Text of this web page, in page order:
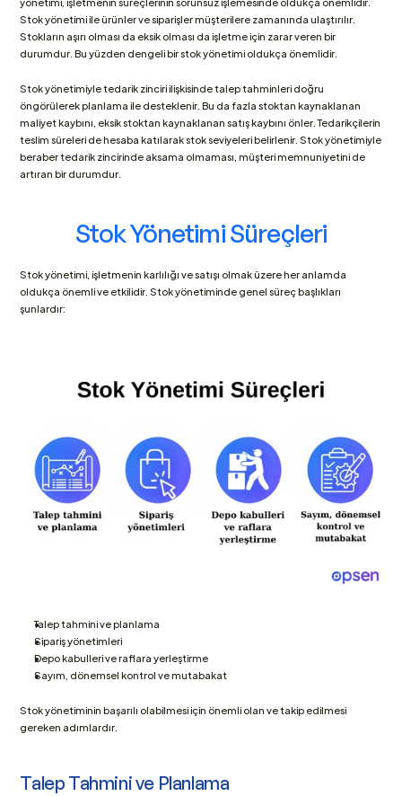
Stok yönetimi ile ürünler ve siparişler müşterilere zamanında ulaştırılır.
Stokların aşırı olması da eksik olması da işletme için zarar veren bir
durumdur. Bu yüzden dengeli bir stok yönetimi oldukça önemlidir.
Stok yönetimiyle tedarik zinciri ilişkisinde talep tahminleri doğru
öngörülerek planlama ile desteklenir. Bu da fazla stoktan kaynaklanan
maliyet kaybını, eksik stoktan kaynaklanan satış kaybını önler. Tedarikçilerin
teslim süreleri de hesaba katılarak stok seviyeleri belirlenir. Stok yönetimiyle
beraber tedarik zincirinde aksama olmaması, müşteri memnuniyetini de
artıran bir durumdur.
Stok Yönetimi Süreçleri
Stok yönetimi, işletmenin karlılığı ve satışı olmak üzere her anlamda
oldukça önemli ve etkilidir. Stok yönetiminde genel süreç başlıkları
şunlardır:
Talep tahmini ve planlama
Sipariş yönetimleri
Depo kabulleri ve raflara yerleştirme
Sayım, dönemsel kontrol ve mutabakat
Stok yönetiminin başarılı olabilmesi için önemli olan ve takip edilmesi
gereken adımlardır.
Talep Tahmini ve Planlama